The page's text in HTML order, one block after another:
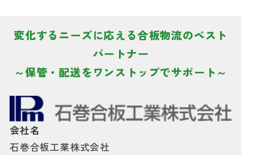
0225-82-5211
8：30~18：00
自動見積り
お問い合わせ
変化するニーズに応える合板物流のベスト
パートナー
～保管・配送をワンストップでサポート～
会社名
石巻合板工業株式会社